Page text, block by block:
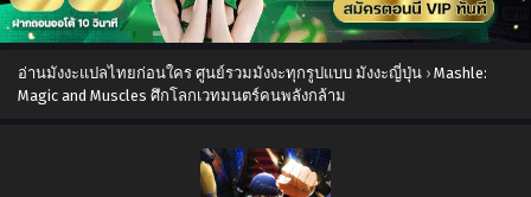
อ่านมังงะแปลไทยก่อนใคร ศูนย์รวมมังงะทุกรูปแบบ มังงะญี่ปุ่น › Mashle:
Magic and Muscles ศึกโลกเวทมนตร์คนพลังกล้าม